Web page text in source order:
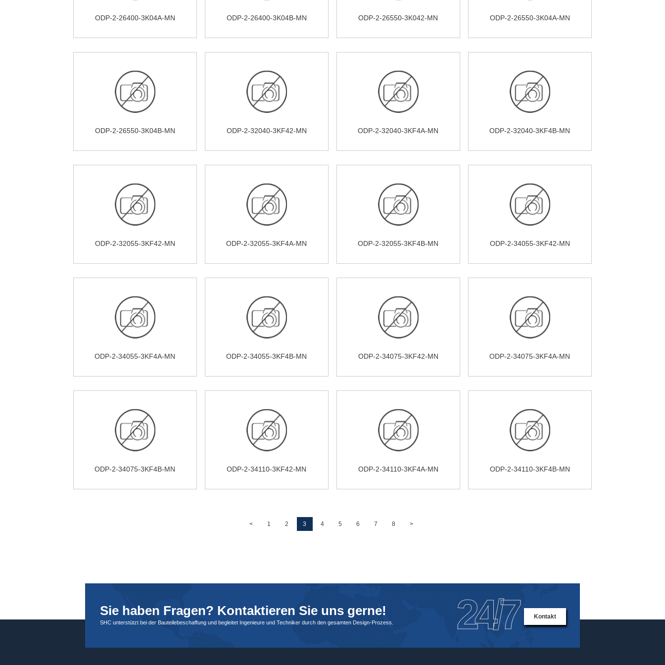
ODP-2-26400-3K04A-MN ODP-2-26400-3K04B-MN ODP-2-26550-3K042-MN ODP-2-26550-3K04A-MN
ODP-2-26550-3K04B-MN ODP-2-32040-3KF42-MN ODP-2-32040-3KF4A-MN ODP-2-32040-3KF4B-MN
ODP-2-32055-3KF42-MN ODP-2-32055-3KF4A-MN ODP-2-32055-3KF4B-MN ODP-2-34055-3KF42-MN
ODP-2-34055-3KF4A-MN ODP-2-34055-3KF4B-MN ODP-2-34075-3KF42-MN ODP-2-34075-3KF4A-MN
ODP-2-34075-3KF4B-MN ODP-2-34110-3KF42-MN ODP-2-34110-3KF4A-MN ODP-2-34110-3KF4B-MN
< 1 2 3 4 5 6 7 8 >
Sie haben Fragen? Kontaktieren Sie uns gerne!
SHC unterstützt bei der Bauteilebeschaffung und begleitet Ingenieure und Techniker durch den gesamten Design-Prozess. 24/7 Kontakt